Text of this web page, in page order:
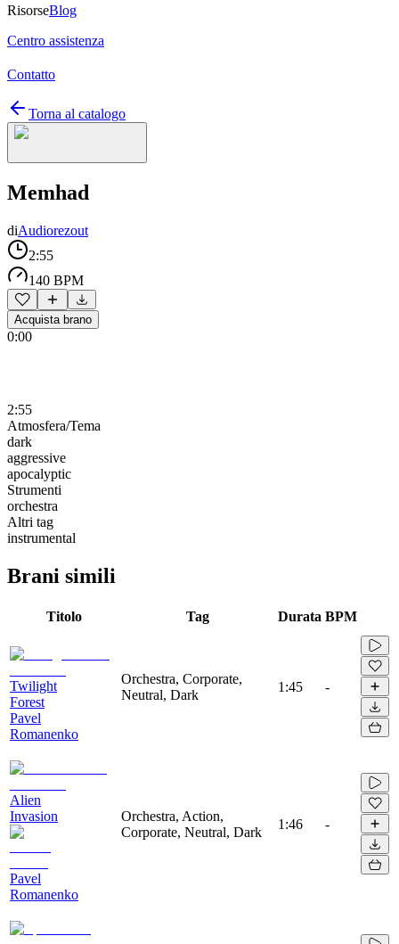
RisorseBlog
Centro assistenza
Contatto
Torna al catalogo
Memhad
diAudiorezout
2:55
140 BPM
Acquista brano
0:00
2:55
Atmosfera/Tema
dark
aggressive
apocalyptic
Strumenti
orchestra
Altri tag
instrumental
Brani simili
Titolo Tag Durata BPM
Twilight
Forest
Pavel
Romanenko
Orchestra, Corporate,
Neutral, Dark
1:45 -
Alien
Invasion
Pavel
Romanenko
Orchestra, Action,
Corporate, Neutral, Dark
1:46 -